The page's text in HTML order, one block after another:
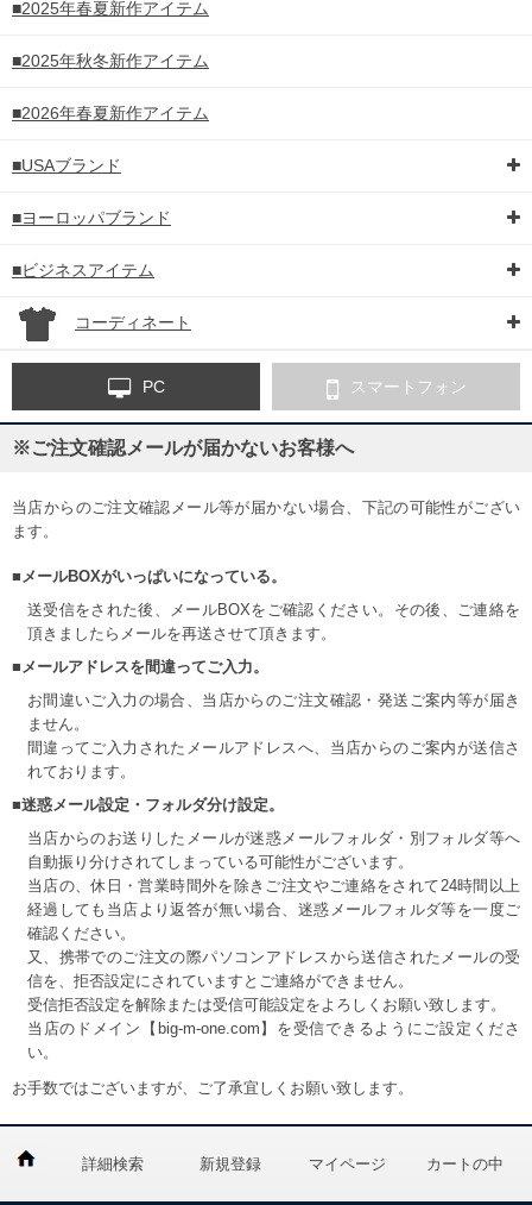
■2025年春夏新作アイテム
■2025年秋冬新作アイテム
■2026年春夏新作アイテム
■USAブランド
■ヨーロッパブランド
■ビジネスアイテム
コーディネート
PC スマートフォン
※ご注文確認メールが届かないお客様へ
当店からのご注文確認メール等が届かない場合、下記の可能性がござい
ます。
■メールBOXがいっぱいになっている。
送受信をされた後、メールBOXをご確認ください。その後、ご連絡を
頂きましたらメールを再送させて頂きます。
■メールアドレスを間違ってご入力。
お間違いご入力の場合、当店からのご注文確認・発送ご案内等が届き
ません。
間違ってご入力されたメールアドレスへ、当店からのご案内が送信さ
れております。
■迷惑メール設定・フォルダ分け設定。
当店からのお送りしたメールが迷惑メールフォルダ・別フォルダ等へ
自動振り分けされてしまっている可能性がございます。
当店の、休日・営業時間外を除きご注文やご連絡をされて24時間以上
経過しても当店より返答が無い場合、迷惑メールフォルダ等を一度ご
確認ください。
又、携帯でのご注文の際パソコンアドレスから送信されたメールの受
信を、拒否設定にされていますとご連絡ができません。
受信拒否設定を解除または受信可能設定をよろしくお願い致します。
当店のドメイン【big-m-one.com】を受信できるようにご設定くださ
い。
お手数ではございますが、ご了承宜しくお願い致します。
詳細検索 新規登録 マイページ カートの中